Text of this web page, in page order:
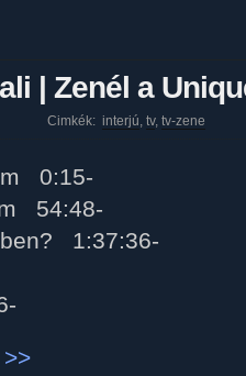
| Zenél a
Cimkék: interjú, tv, tv-zene
0:15-
54:48-
1:37:36-